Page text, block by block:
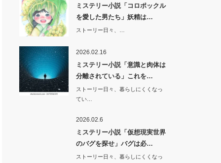
ミステリー小説「コロポックル
を愛した男たち」妖精は…
ストーリー日々、…
2026.02.16
ミステリー小説「意識と肉体は
分離されている」これを…
ストーリー日々、暮らしにくくなっ
てい…
2026.02.6
ミステリー小説「仮想現実世界
のバグを探せ」バグは必…
ストーリー日々、暮らしにくくなっ